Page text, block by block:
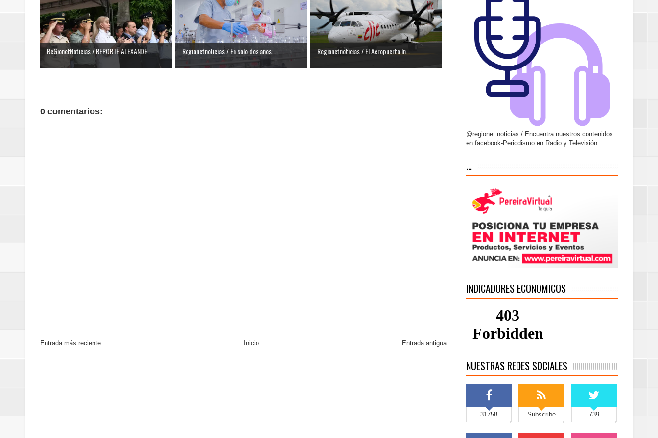
ReGionetNoticias / REPORTE ALEXANDE... Regionetnoticias / En solo dos años... Regionetnoticias / El Aeropuerto In...
0 comentarios:
Entrada más reciente Entrada antigua
Inicio
@regionet noticias / Encuentra nuestros contenidos
en facebook-Periodismo en Radio y Televisión
...
INDICADORES ECONOMICOS
NUESTRAS REDES SOCIALES
31758 Subscribe 739